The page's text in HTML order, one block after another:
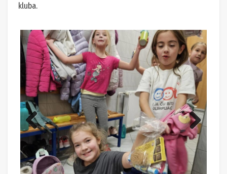
kluba.
Previ
ous
Next